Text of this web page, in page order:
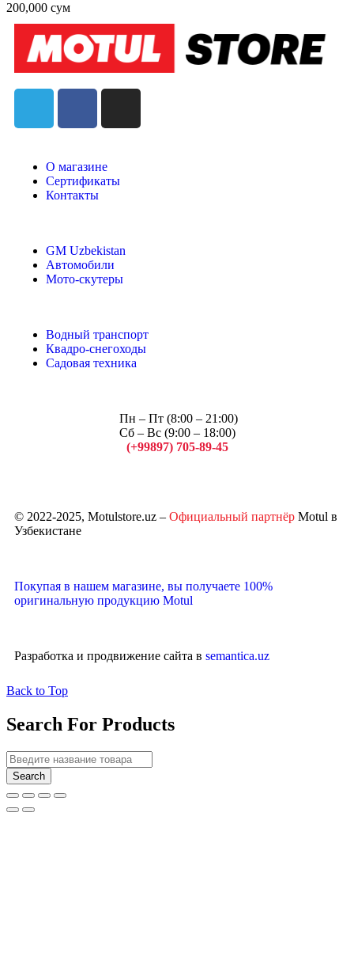
200,000 сум
О магазине
Сертификаты
Контакты
GM Uzbekistan
Автомобили
Мото-скутеры
Водный транспорт
Квадро-снегоходы
Садовая техника
Пн – Пт (8:00 – 21:00)
Сб – Вс (9:00 – 18:00)
(+99897) 705-89-45
© 2022-2025, Motulstore.uz – Официальный партнёр Motul в
Узбекистане
Покупая в нашем магазине, вы получаете 100%
оригинальную продукцию Motul
Разработка и продвижение сайта в semantica.uz
Back to Top
Search For Products